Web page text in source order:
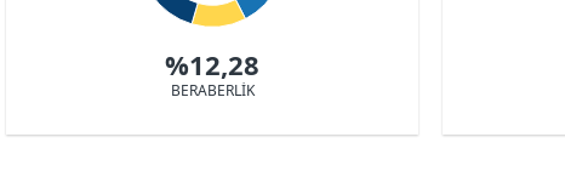
%12,28
BERABERLİK